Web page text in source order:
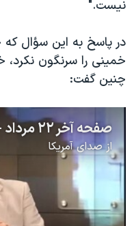
نیست."
در پاسخ به این سؤال که
خمینی را سرنگون نکرد،
چنین گفت:
صفحه آخر ۲۲ مرداد - قسمت سوم
ازصدای آمریکا
available